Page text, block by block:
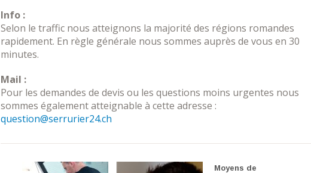
Info :
Selon le traffic nous atteignons la majorité des régions romandes
rapidement. En règle générale nous sommes auprès de vous en 30
minutes.
Mail :
Pour les demandes de devis ou les questions moins urgentes nous
sommes également atteignable à cette adresse :
question@serrurier24.ch
Moyens de